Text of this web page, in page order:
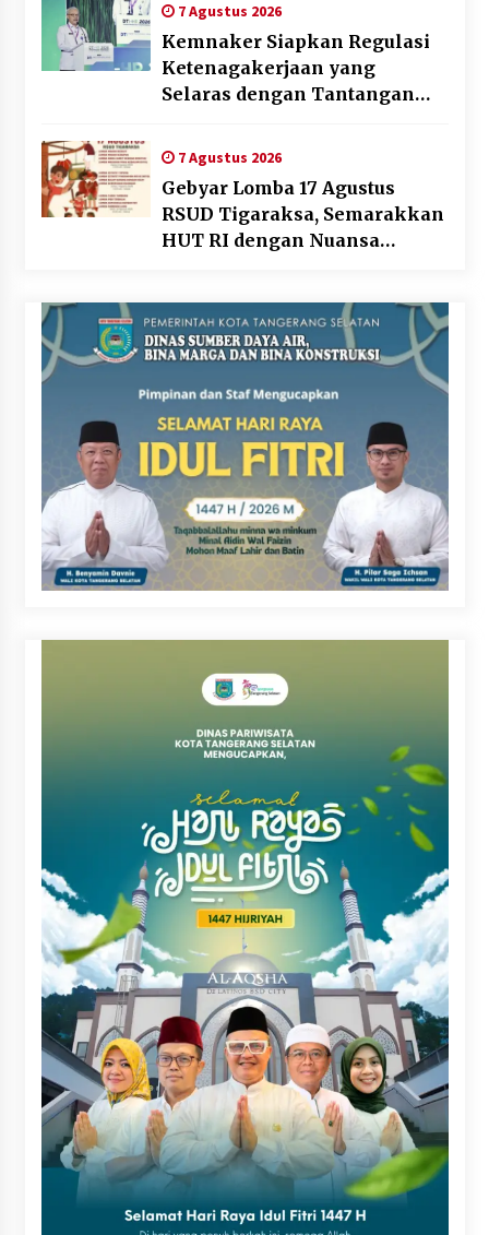
7 Agustus 2026
Kemnaker Siapkan Regulasi
Ketenagakerjaan yang
Selaras dengan Tantangan
7 Agustus 2026
Gebyar Lomba 17 Agustus
RSUD Tigaraksa, Semarakkan
HUT RI dengan Nuansa